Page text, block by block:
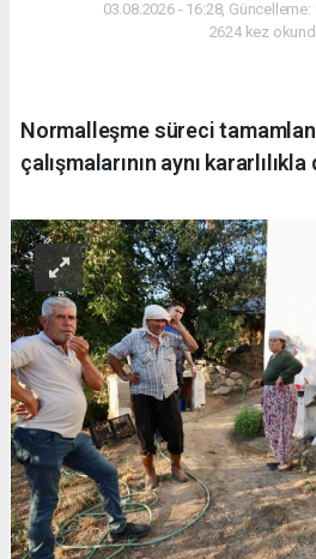
03.08.2026 - 16:28, Güncelleme:
2624 kez
Normalleşme süreci
çalışmalarının aynı